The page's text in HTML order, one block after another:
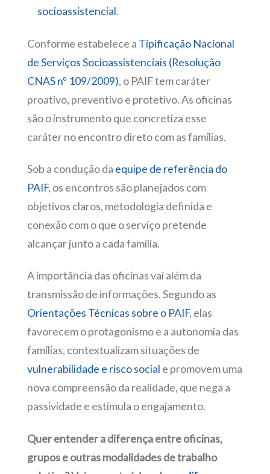
socioassistencial.
Conforme estabelece a Tipificação Nacional
de Serviços Socioassistenciais (Resolução
CNAS nº 109/2009), o PAIF tem caráter
proativo, preventivo e protetivo. As oficinas
são o instrumento que concretiza esse
caráter no encontro direto com as famílias.
Sob a condução da equipe de referência do
PAIF, os encontros são planejados com
objetivos claros, metodologia definida e
conexão com o que o serviço pretende
alcançar junto a cada família.
A importância das oficinas vai além da
transmissão de informações. Segundo as
Orientações Técnicas sobre o PAIF, elas
favorecem o protagonismo e a autonomia das
famílias, contextualizam situações de
vulnerabilidade e risco social e promovem uma
nova compreensão da realidade, que nega a
passividade e estimula o engajamento.
Quer entender a diferença entre oficinas,
grupos e outras modalidades de trabalho